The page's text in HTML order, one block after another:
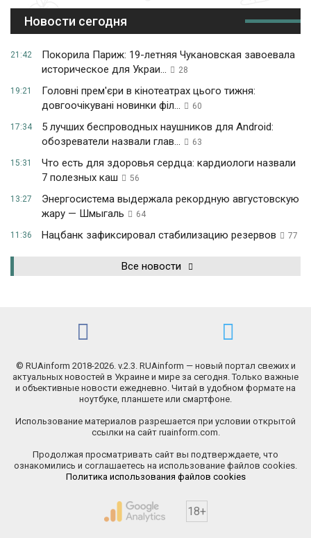
Новости сегодня
21:42
Покорила Париж: 19-летняя Чукановская завоевала
историческое для Украи...
28
19:21
Головні прем'єри в кінотеатрах цього тижня:
довгоочікувані новинки філ...
60
17:34
5 лучших беспроводных наушников для Android:
обозреватели назвали глав...
63
15:31
Что есть для здоровья сердца: кардиологи назвали
7 полезных каш
56
13:27
Энергосистема выдержала рекордную августовскую
жару — Шмыгаль
64
11:36 Нацбанк зафиксировал стабилизацию резервов 77
Все новости
© RUAinform 2018-2026. v.2.3. RUAinform — новый портал свежих и
актуальных новостей в Украине и мире за сегодня. Только важные
и объективные новости ежедневно. Читай в удобном формате на
ноутбуке, планшете или смартфоне.
Использование материалов разрешается при условии открытой
ссылки на сайт ruainform.com.
Продолжая просматривать сайт вы подтверждаете, что
ознакомились и соглашаетесь на использование файлов cookies.
Политика использования файлов cookies
18+